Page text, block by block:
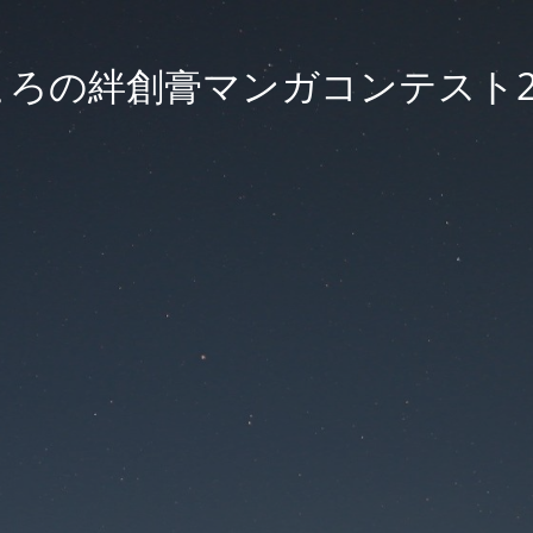
の絆創膏マンガコンテスト